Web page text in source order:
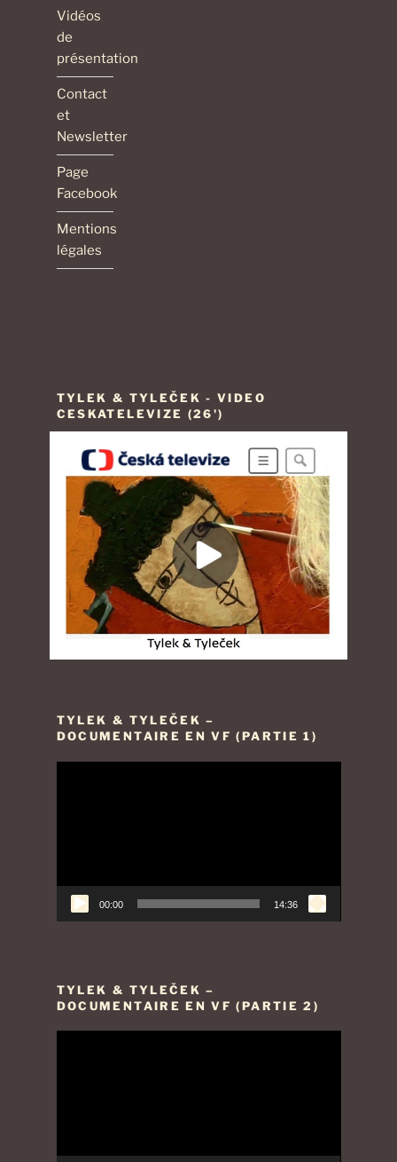
Vidéos
de
présentation
Contact
et
Newsletter
Page
Facebook
Mentions
légales
TYLEK & TYLEČEK - VIDEO
CESKATELEVIZE (26')
TYLEK & TYLEČEK –
DOCUMENTAIRE EN VF (PARTIE 1)
00:00 14:36
TYLEK & TYLEČEK –
DOCUMENTAIRE EN VF (PARTIE 2)